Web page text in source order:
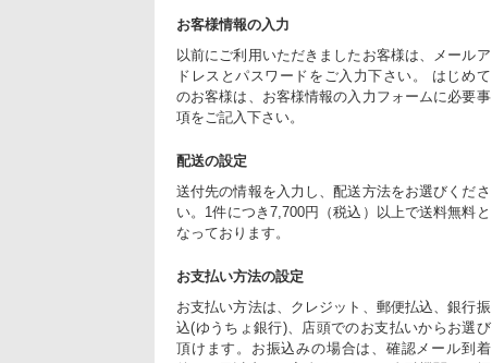
お客様情報の入力
以前にご利用いただきましたお客様は、メールア
ドレスとパスワードをご入力下さい。 はじめて
のお客様は、お客様情報の入力フォームに必要事
項をご記入下さい。
配送の設定
送付先の情報を入力し、配送方法をお選びくださ
い。1件につき7,700円（税込）以上で送料無料と
なっております。
お支払い方法の設定
お支払い方法は、クレジット、郵便払込、銀行振
込(ゆうちょ銀行)、店頭でのお支払いからお選び
頂けます。お振込みの場合は、確認メール到着